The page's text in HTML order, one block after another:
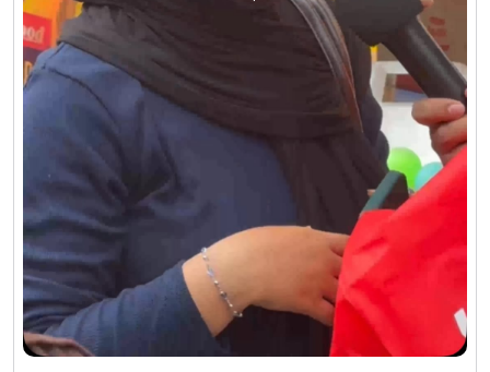
Obener belum move on dr PRJ 😏🤏🏻 #LionParcel
#BeraniDiandelin #KirimPaket #PRJ #JakartaFair
#LionParcel
#BeraniDiandelin
#KirimPaket
#PRJ
#JakartaFair
Diposting pada :
28 Jul 2026 4:28 PM